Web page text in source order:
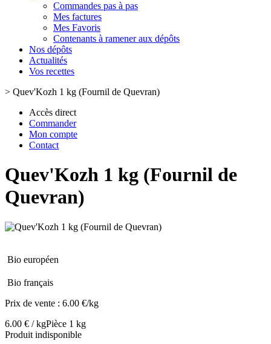
Commandes pas à pas
Mes factures
Mes Favoris
Contenants à ramener aux dépôts
Nos dépôts
Actualités
Vos recettes
> Quev'Kozh 1 kg (Fournil de Quevran)
Accès direct
Commander
Mon compte
Contact
Quev'Kozh 1 kg (Fournil de
Quevran)
Bio européen
Bio français
Prix de vente : 6.00 €/kg
6.00 € / kgPièce 1 kg
Produit indisponible